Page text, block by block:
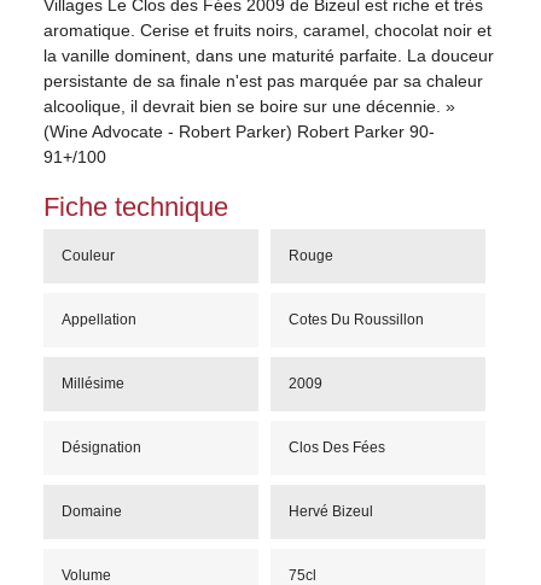
Villages Le Clos des Fées 2009 de Bizeul est riche et très
aromatique. Cerise et fruits noirs, caramel, chocolat noir et
la vanille dominent, dans une maturité parfaite. La douceur
persistante de sa finale n'est pas marquée par sa chaleur
alcoolique, il devrait bien se boire sur une décennie. »
(Wine Advocate - Robert Parker) Robert Parker 90-
91+/100
Fiche technique
Couleur Rouge
Appellation Cotes Du Roussillon
Millésime 2009
Désignation Clos Des Fées
Domaine Hervé Bizeul
Volume 75cl